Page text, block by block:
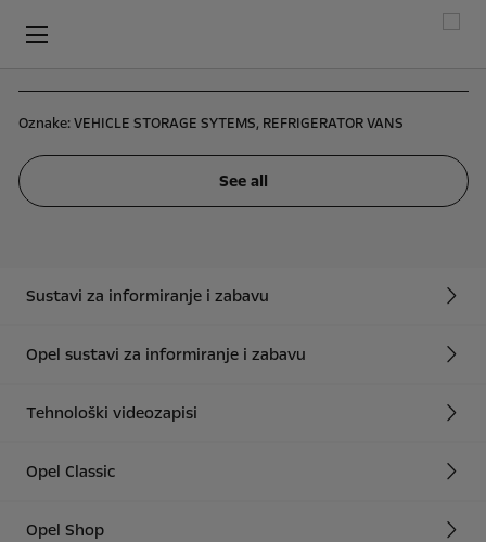
Oznake:VEHICLE STORAGE SYTEMS, REFRIGERATOR VANS
See all
Sustavi za informiranje i zabavu
Opel sustavi za informiranje i zabavu
Tehnološki videozapisi
Opel Classic
Opel Shop